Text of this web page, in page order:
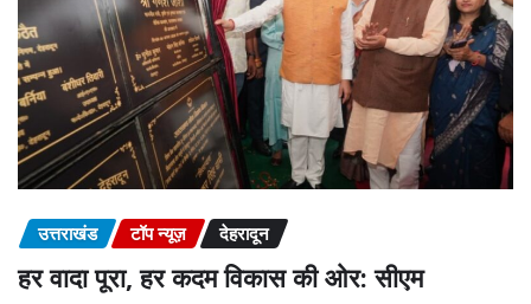
उत्तराखंड टॉप न्यूज़ देहरादून
हर वादा पूरा, हर कदम विकास की ओर: सीएम